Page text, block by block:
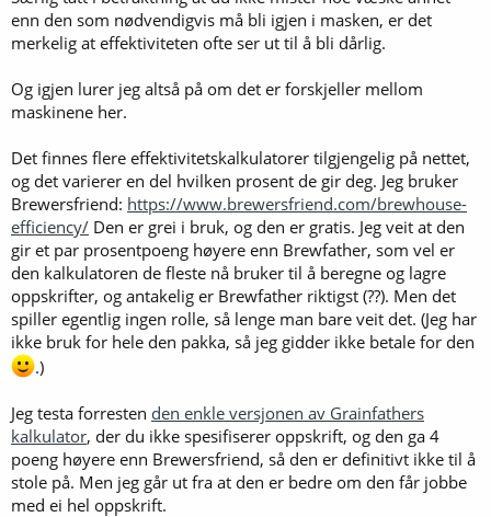
enn den som nødvendigvis må bli igjen i masken, er det
merkelig at effektiviteten ofte ser ut til å bli dårlig.
Og igjen lurer jeg altså på om det er forskjeller mellom
maskinene her.
Det finnes flere effektivitetskalkulatorer tilgjengelig på nettet,
og det varierer en del hvilken prosent de gir deg. Jeg bruker
Brewersfriend: https://www.brewersfriend.com/brewhouse-
efficiency/ Den er grei i bruk, og den er gratis. Jeg veit at den
gir et par prosentpoeng høyere enn Brewfather, som vel er
den kalkulatoren de fleste nå bruker til å beregne og lagre
oppskrifter, og antakelig er Brewfather riktigst (??). Men det
spiller egentlig ingen rolle, så lenge man bare veit det. (Jeg har
ikke bruk for hele den pakka, så jeg gidder ikke betale for den
.)
Jeg testa forresten den enkle versjonen av Grainfathers
kalkulator, der du ikke spesifiserer oppskrift, og den ga 4
poeng høyere enn Brewersfriend, så den er definitivt ikke til å
stole på. Men jeg går ut fra at den er bedre om den får jobbe
med ei hel oppskrift.